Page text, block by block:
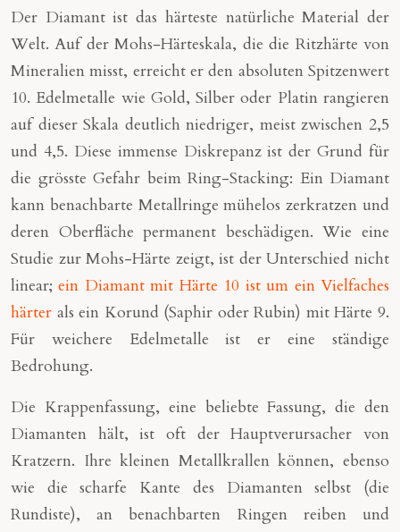
Der Diamant ist das härteste natürliche Material der
Welt. Auf der Mohs-Härteskala, die die Ritzhärte von
Mineralien misst, erreicht er den absoluten Spitzenwert
10. Edelmetalle wie Gold, Silber oder Platin rangieren
auf dieser Skala deutlich niedriger, meist zwischen 2,5
und 4,5. Diese immense Diskrepanz ist der Grund für
die grösste Gefahr beim Ring-Stacking: Ein Diamant
kann benachbarte Metallringe mühelos zerkratzen und
deren Oberfläche permanent beschädigen. Wie eine
Studie zur Mohs-Härte zeigt, ist der Unterschied nicht
linear;ein Diamant mit Härte 10 ist um ein Vielfaches
härter als ein Korund (Saphir oder Rubin) mit Härte 9.
Für weichere Edelmetalle ist er eine ständige
Bedrohung.
Die Krappenfassung, eine beliebte Fassung, die den
Diamanten hält, ist oft der Hauptverursacher von
Kratzern. Ihre kleinen Metallkrallen können, ebenso
wie die scharfe Kante des Diamanten selbst (die
Rundiste), an benachbarten Ringen reiben und